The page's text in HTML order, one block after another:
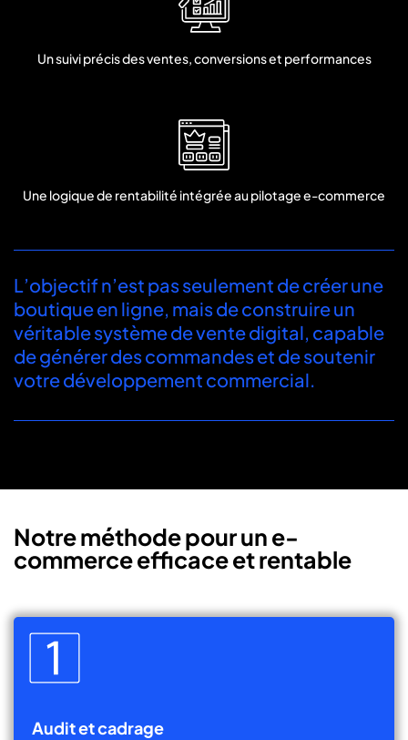
Un suivi précis des ventes, conversions et performances
Une logique de rentabilité intégrée au pilotage e-commerce
L’objectif n’est pas seulement de créer une
boutique en ligne, mais de construire un
véritable système de vente digital, capable
de générer des commandes et de soutenir
votre développement commercial.
Notre méthode pour un e-
commerce efficace et rentable
Audit et cadrage